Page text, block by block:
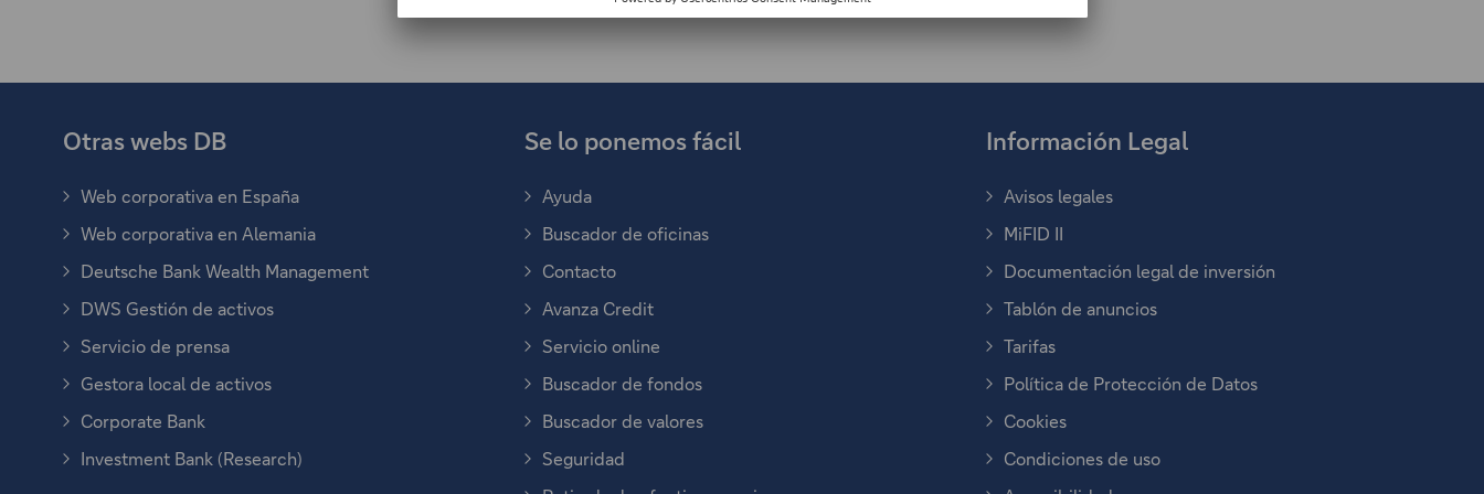
n
a
e
b
e
n
a
v
e
Otras webs DB
Web corporativa en España
E
s
e
e
n
l
c
e
e
Web corporativa en Alemania
E
s
e
n
l
c
e
Deutsche Bank Wealth Management
E
s
e
e
n
l
c
DWS Gestión de activos
E
s
e
e
n
l
Servicio de prensa
E
s
e
n
Gestora local de activos
E
s
e
Corporate Bank
E
s
Investment Bank (Research)
E
Se lo ponemos fácil
Ayuda
Buscador de oficinas
Contacto
Avanza Credit
Servicio online
Buscador de fondos
Buscador de valores
Seguridad
Información Legal
Avisos legales
MiFID II
Documentación legal de inversión
Tablón de anuncios
Tarifas
Política de Protección de Datos
Cookies
Condiciones de uso